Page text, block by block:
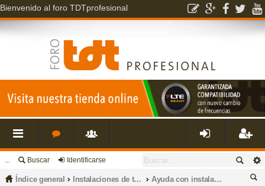
Bienvenido al foro TDTprofesional
nl s eg
... Buscar Identificarse
Índice general Instalaciones de televisión, datos, fibra óptica, porteros, cctv e intrusión.
Ayuda con instalaciones de seguridad. CCTV e instrusión